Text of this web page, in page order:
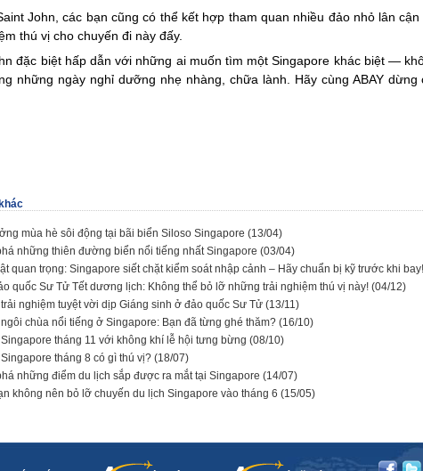
John, các bạn cũng có thể kết hợp tham quan nhiều đảo nhỏ lân
thú vị cho chuyến đi này đấy.
đặc biệt hấp dẫn với những ai muốn tìm một Singapore khác biệt —
những ngày nghỉ dưỡng nhẹ nhàng, chữa lành. Hãy cùng ABAY
mùa hè sôi động tại bãi biển Siloso Singapore (13/04)
những thiên đường biển nổi tiếng nhất Singapore (03/04)
quan trọng: Singapore siết chặt kiểm soát nhập cảnh – Hãy chuẩn bị kỹ trước khi bay!
quốc Sư Tử Tết dương lịch: Không thể bỏ lỡ những trải nghiệm thú vị này! (04/12)
nghiệm tuyệt vời dịp Giáng sinh ở đảo quốc Sư Tử (13/11)
chùa nổi tiếng ở Singapore: Bạn đã từng ghé thăm? (16/10)
Singapore tháng 11 với không khí lễ hội tưng bừng (08/10)
tháng 8 có gì thú vị? (18/07)
những điểm du lịch sắp được ra mắt tại Singapore (14/07)
không nên bỏ lỡ chuyến du lịch Singapore vào tháng 6 (15/05)